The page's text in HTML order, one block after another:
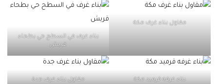
مقاول بناء غرف مكة
بناء غرف في السطح حي بطحاء
قريش
بناء غرفه قرميد مكة مقاول بناء غرف جدة